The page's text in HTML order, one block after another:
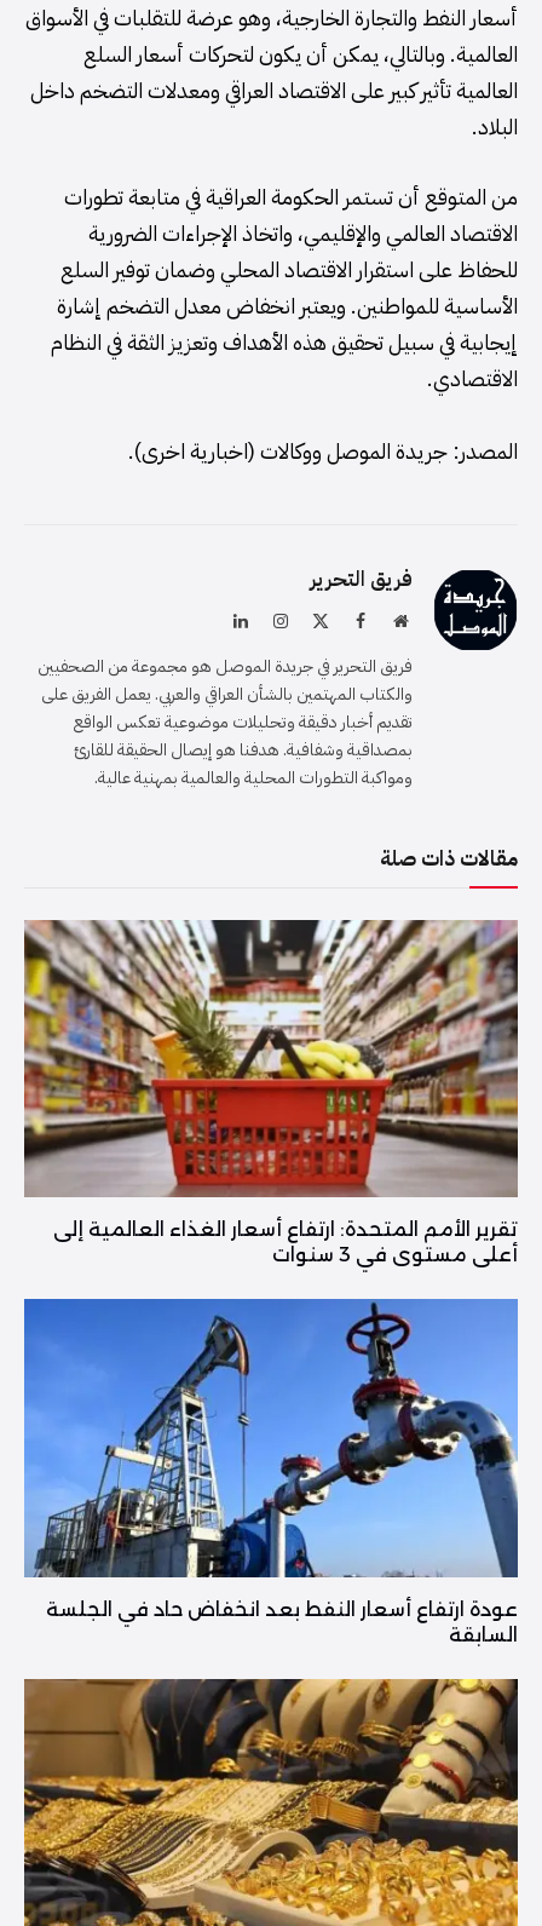
أسعار النفط والتجارة الخارجية، وهو عرضة للتقلبات في الأسواق
العالمية. وبالتالي، يمكن أن يكون لتحركات أسعار السلع
العالمية تأثير كبير على الاقتصاد العراقي ومعدلات التضخم داخل
البلاد.
من المتوقع أن تستمر الحكومة العراقية في متابعة تطورات
الاقتصاد العالمي والإقليمي، واتخاذ الإجراءات الضرورية
للحفاظ على استقرار الاقتصاد المحلي وضمان توفير السلع
الأساسية للمواطنين. ويعتبر انخفاض معدل التضخم إشارة
إيجابية في سبيل تحقيق هذه الأهداف وتعزيز الثقة في النظام
الاقتصادي.
المصدر: جريدة الموصل ووكالات (اخبارية اخرى).
فريق التحرير
موقعفيسبوك الانستغرام
لينكدإن
فريق التحرير في جريدة الموصل هو مجموعة من الصحفيين
والكتاب المهتمين بالشأن العراقي والعربي. يعمل الفريق على
تقديم أخبار دقيقة وتحليلات موضوعية تعكس الواقع
بمصداقية وشفافية. هدفنا هو إيصال الحقيقة للقارئ
ومواكبة التطورات المحلية والعالمية بمهنية عالية.
مقالات ذات صلة
تقرير الأمم المتحدة: ارتفاع أسعار الغذاء العالمية إلى
أعلى مستوى في 3 سنوات
عودة ارتفاع أسعار النفط بعد انخفاض حاد في الجلسة
السابقة